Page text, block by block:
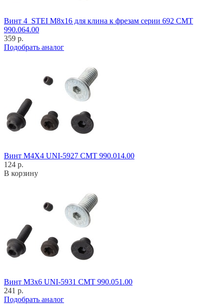
Винт 4_STEI M8x16 для клина к фрезам серии 692 CMT
990.064.00
359 р.
Подобрать аналог
Винт M4X4 UNI-5927 CMT 990.014.00
124 р.
В корзину
Винт M3x6 UNI-5931 CMT 990.051.00
241 р.
Подобрать аналог